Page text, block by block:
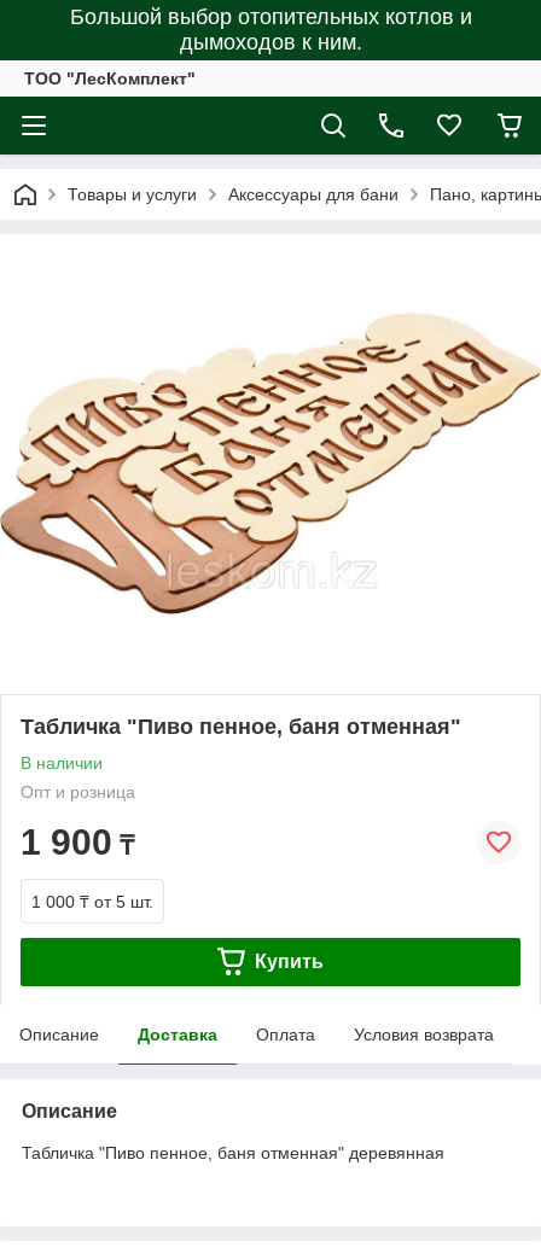
Большой выбор отопительных котлов и
дымоходов к ним.
ТОО "ЛесКомплект"
Товары и услуги Аксессуары для бани Пано,
Табличка "Пиво пенное, баня отменная"
В наличии
Опт и розница
1 900 ₸
1 000 ₸ от 5 шт.
Купить
Описание Доставка Оплата Условия возврата
Описание
Табличка "Пиво пенное, баня отменная" деревянная